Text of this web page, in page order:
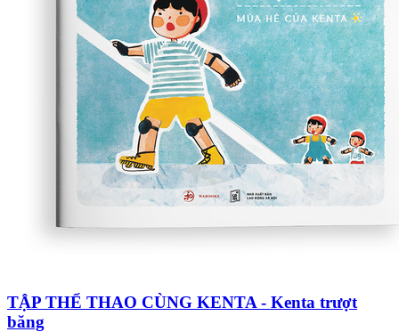
TẬP THỂ THAO CÙNG KENTA - Kenta trượt
băng